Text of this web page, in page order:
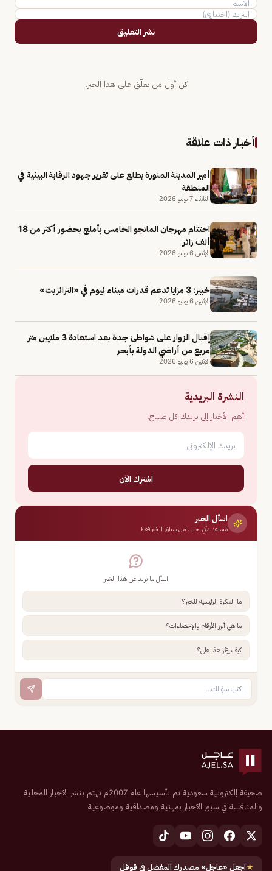
نشر التعليق
كن أول من يعلّق على هذا الخبر.
أخبار ذات علاقة
أمير المدينة المنورة يطلع على تقرير جهود الرقابة البيئية في
المنطقة
الثلاثاء 7 يوليو 2026
اختتام مهرجان المانجو الخامس بأملج بحضور أكثر من 18
ألف زائر
الإثنين 6 يوليو 2026
خبير: 3 مزايا تدعم قدرات ميناء نيوم في «الترانزيت»
الإثنين 6 يوليو 2026
إقبال الزوار على شواطئ جدة بعد استعادة 3 ملايين متر
مربع من أراضي الدولة بأبحر
الإثنين 6 يوليو 2026
النشرة البريدية
أهم الأخبار إلى بريدك كل صباح.
اشترك الآن
اسأل الخبر
مساعد ذكي يجيب من سياق الخبر فقط
اسأل ما تريد عن هذا الخبر
ما الفكرة الرئيسية للخبر؟
ما هي أبرز الأرقام والإحصاءات؟
كيف يؤثر هذا علي؟
صحيفة إلكترونية سعودية تم تأسيسها عام 2007م تهتم بنشر الأخبار المحلية
والمنافسة في سبق الأخبار بمهنية ومصداقية وموضوعية
★اجعل «عاجل» مصدرك المفضل في قوقل